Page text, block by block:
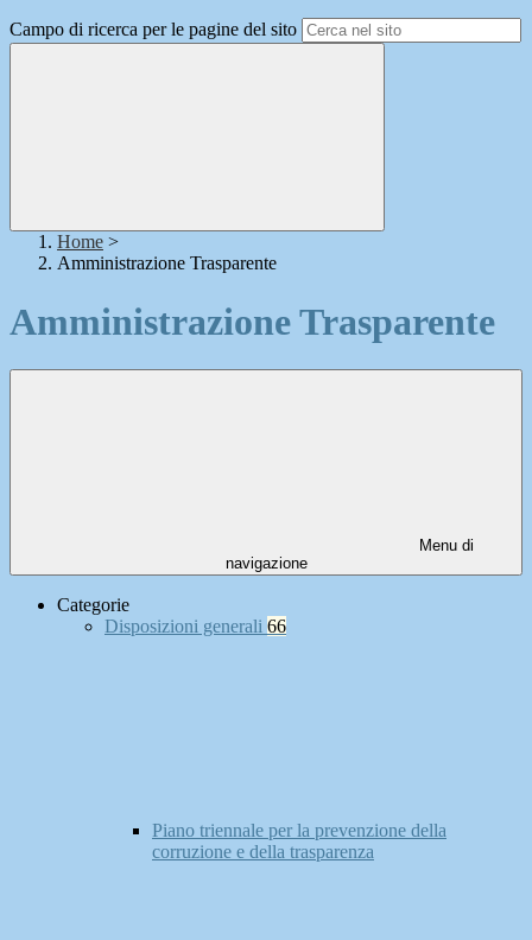
Campo di ricerca per le pagine del sito
Home >
Amministrazione Trasparente
Amministrazione Trasparente
Menu di
navigazione
Categorie
Disposizioni generali 66
Piano triennale per la prevenzione della
corruzione e della trasparenza